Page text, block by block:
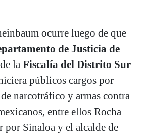
ocurre luego de que
de Justicia de
la Fiscalía del Distrito Sur
públicos cargos por
narcotráfico y armas contra
entre ellos Rocha
por Sinaloa y el alcalde de